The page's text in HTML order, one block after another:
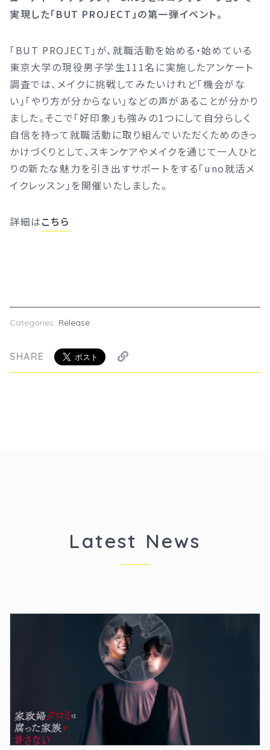
実現した「BUT PROJECT」の第一弾イベント。
「BUT PROJECT」が、就職活動を始める・始めている
東京大学の現役男子学生111名に実施したアンケート
調査では、メイクに挑戦してみたいけれど「機会がな
い」「やり方が分からない」などの声があることが分かり
ました。そこで「好印象」も強みの1つにして自分らしく
自信を持って就職活動に取り組んでいただくためのきっ
かけづくりとして、スキンケアやメイクを通じて一人ひと
りの新たな魅力を引き出すサポートをする「uno就活メ
イクレッスン」を開催いたしました。
詳細はこちら
Categories: Release
SHARE
Latest News